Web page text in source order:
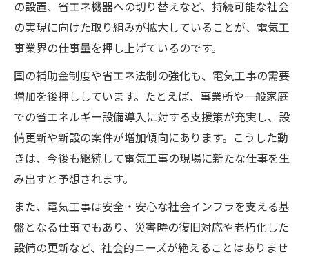
の設置、省エネ機器への切り替えなど、持続可能な社会
の実現に向けた取り組みが拡大していることが、電気工
事業界の仕事量を押し上げているのです。
国の補助金制度や省エネ法制の強化も、電気工事の需要
増加を後押ししています。たとえば、事業所や一般家庭
での省エネルギー設備導入に対する支援策が充実し、設
備更新や新設の案件が増加傾向にあります。こうした動
きは、今後も継続して電気工事の現場に新たな仕事を生
み出すと予想されます。
また、電気工事は安全・安心な社会インフラを支える基
盤となる仕事でもあり、災害時の復旧対応や老朽化した
設備の更新など、社会的ニーズが絶えることはありませ